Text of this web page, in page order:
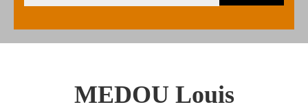
MEDOU Louis